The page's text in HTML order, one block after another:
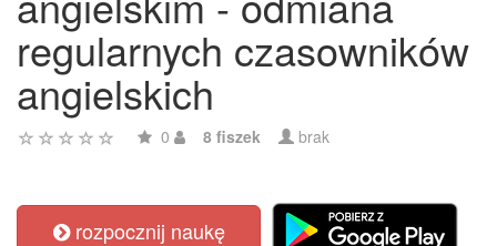
regularnych czasowników
angielskich
0 8 fiszek brak
rozpocznij naukę